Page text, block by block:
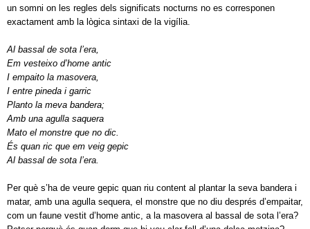
un somni on les regles dels significats nocturns no es corresponen
exactament amb la lògica sintaxi de la vigília.
Al bassal de sota l’era,
Em vesteixo d’home antic
I empaito la masovera,
I entre pineda i garric
Planto la meva bandera;
Amb una agulla saquera
Mato el monstre que no dic.
És quan ric que em veig gepic
Al bassal de sota l’era.
Per què s’ha de veure gepic quan riu content al plantar la seva bandera i
matar, amb una agulla sequera, el monstre que no diu després d’empaitar,
com un faune vestit d’home antic, a la masovera al bassal de sota l’era?